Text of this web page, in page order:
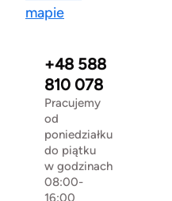
mapie
+48 588
810 078
Pracujemy
od
poniedziałku
do piątku
w godzinach
08:00-